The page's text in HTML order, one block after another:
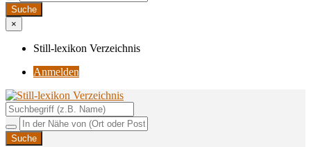
×
Still-lexikon Verzeichnis
Anmelden
Still-lexikon Verzeichnis
Unterstützungsangebote rund ums Stillen